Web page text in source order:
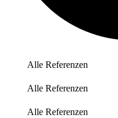
Alle Referenzen
Alle Referenzen
Alle Referenzen